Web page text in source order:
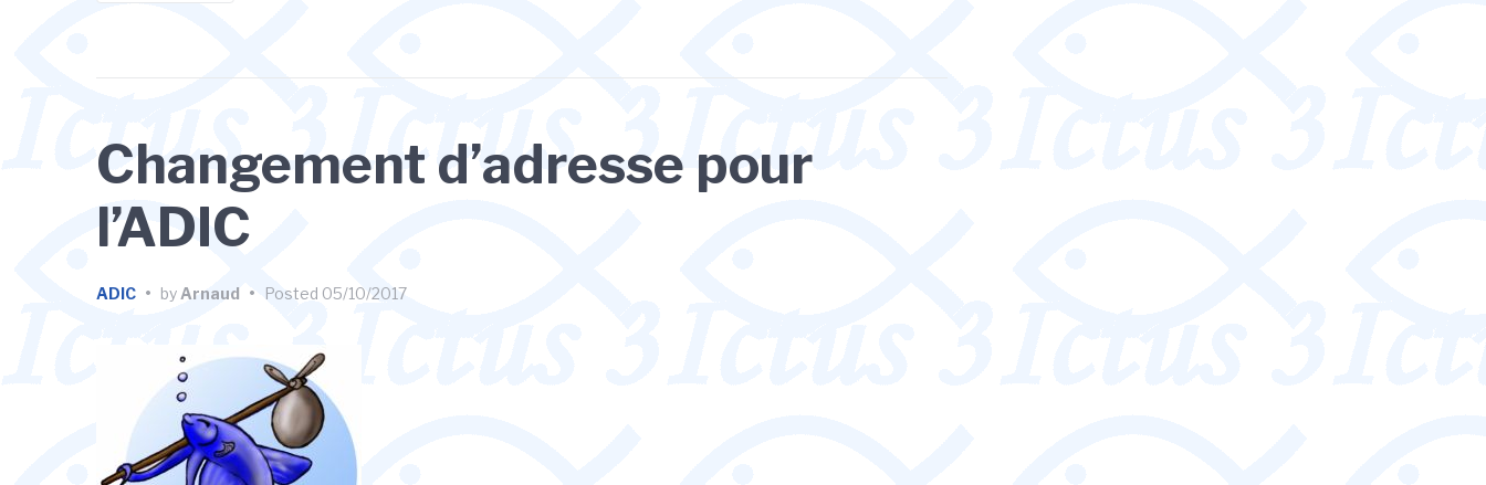
Changement d’adresse pour
l’ADIC
ADIC • by Arnaud • Posted 05/10/2017